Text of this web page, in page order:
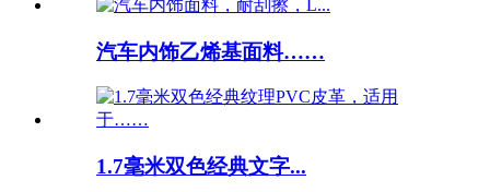
汽车内饰乙烯基面料……
1.7毫米双色经典文字...